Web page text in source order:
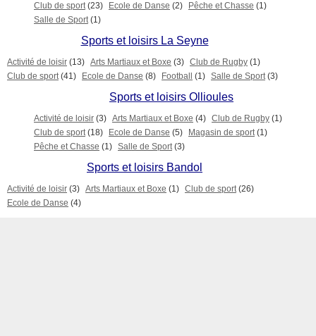
Club de sport (23) Ecole de Danse (2) Pêche et Chasse (1)
Salle de Sport (1)
Sports et loisirs La Seyne
Activité de loisir (13) Arts Martiaux et Boxe (3) Club de Rugby (1)
Club de sport (41) Ecole de Danse (8) Football (1) Salle de Sport (3)
Sports et loisirs Ollioules
Activité de loisir (3) Arts Martiaux et Boxe (4) Club de Rugby (1)
Club de sport (18) Ecole de Danse (5) Magasin de sport (1)
Pêche et Chasse (1) Salle de Sport (3)
Sports et loisirs Bandol
Activité de loisir (3) Arts Martiaux et Boxe (1) Club de sport (26)
Ecole de Danse (4)